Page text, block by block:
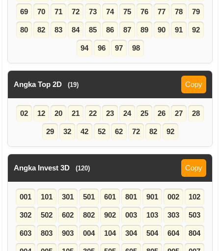
69 70 71 72 73 74 75 76 77 78 79
80 82 83 84 85 86 87 89 90 91 92
94 96 97 98
Angka Top 2D (19) Copy
02 12 20 21 22 23 24 25 26 27 28
29 32 42 52 62 72 82 92
Angka Invest 3D (120) Copy
001 101 301 501 601 801 901 002 102
302 502 602 802 902 003 103 303 503
603 803 903 004 104 304 504 604 804